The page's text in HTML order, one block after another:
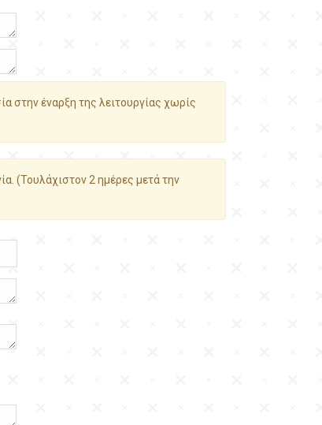
στην έναρξη της λειτουργίας χωρίς
(Τουλάχιστον 2 ημέρες μετά την